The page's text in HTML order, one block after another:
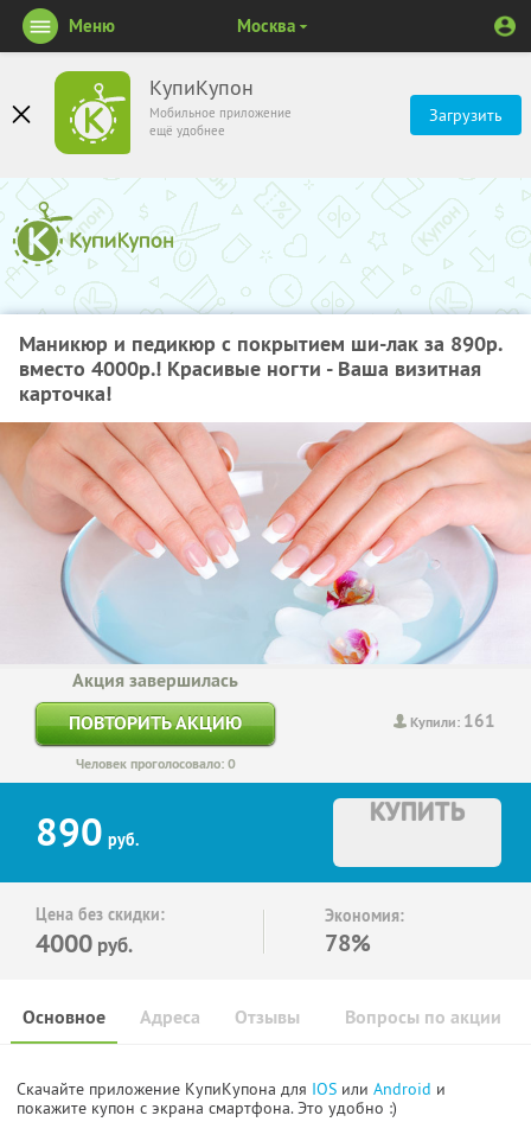
КупиКупон
Мобильное приложение
ещё удобнее
Загрузить
Меню Москва
Маникюр и педикюр с покрытием ши-лак за 890р.
вместо 4000р.! Красивые ногти - Ваша визитная
карточка!
Купили: 161
Акция завершилась
ПОВТОРИТЬ АКЦИЮ
Человек проголосовало: 0
890 руб.
КУПИТЬ
Цена без скидки:
4000 руб.
Экономия:
78%
Основное Отзывы Вопросы по акции
Адреса
Скачайте приложение КупиКупона для IOS или Android и
покажите купон с экрана смартфона. Это удобно :)